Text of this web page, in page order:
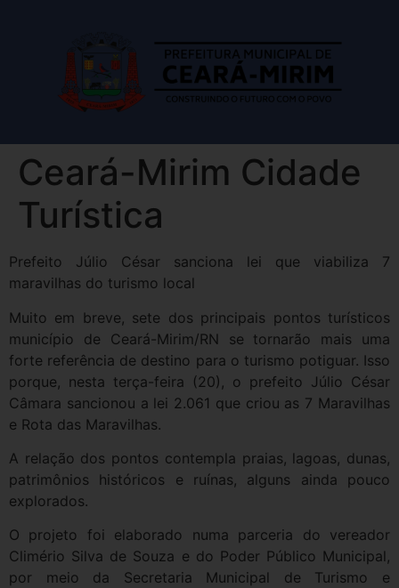
Ceará-Mirim Cidade
Turística
Prefeito Júlio César sanciona lei que viabiliza 7
maravilhas do turismo local
Muito em breve, sete dos principais pontos turísticos
município de Ceará-Mirim/RN se tornarão mais uma
forte referência de destino para o turismo potiguar. Isso
porque, nesta terça-feira (20), o prefeito Júlio César
Câmara sancionou a lei 2.061 que criou as 7 Maravilhas
e Rota das Maravilhas.
A relação dos pontos contempla praias, lagoas, dunas,
patrimônios históricos e ruínas, alguns ainda pouco
explorados.
O projeto foi elaborado numa parceria do vereador
Climério Silva de Souza e do Poder Público Municipal,
por meio da Secretaria Municipal de Turismo e